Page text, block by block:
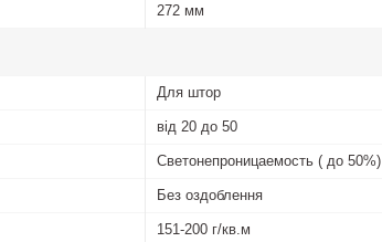
272 мм
Для штор
від 20 до 50
Светонепроницаемость ( до 50%)
Без оздоблення
151-200 г/кв.м